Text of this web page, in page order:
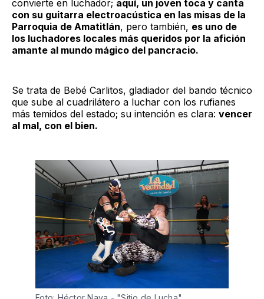
convierte en luchador; aquí, un joven toca y canta
con su guitarra electroacústica en las misas de la
Parroquia de Amatitlán, pero también, es uno de
los luchadores locales más queridos por la afición
amante al mundo mágico del pancracio.
Se trata de Bebé Carlitos, gladiador del bando técnico
que sube al cuadrilátero a luchar con los rufianes
más temidos del estado; su intención es clara: vencer
al mal, con el bien.